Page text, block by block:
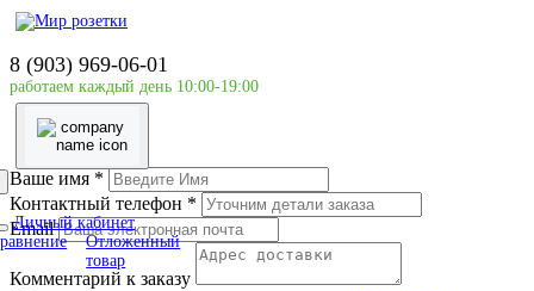
8 (903) 969-06-01
работаем каждый день 10:00-19:00
Личный кабинет
Отложенный
товар
Главная страница
DEKraft
Авт. выкл. 4Р 50А х-ка C ВА-101 4,5кА DEKraft
Ваше имя *
Контактный телефон *
Email
Комментарий к заказу